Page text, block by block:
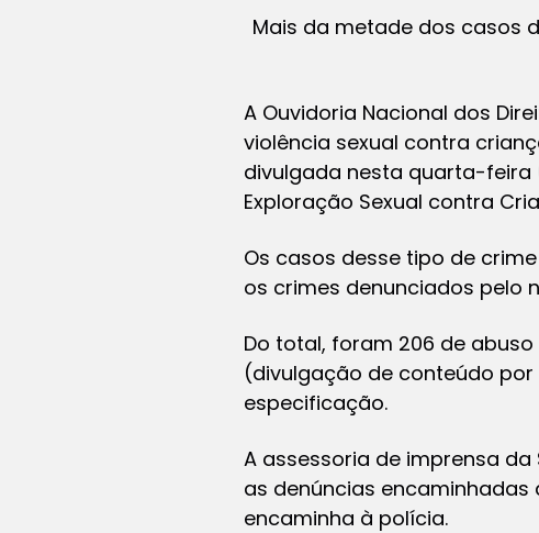
Mais da metade dos casos
A Ouvidoria Nacional dos
violência sexual contra
divulgada nesta quarta-feira
Exploração Sexual contra
Os casos desse tipo de
os crimes denunciados pelo
Do total, foram 206 de
(divulgação de conteúdo
especificação.
A assessoria de imprensa
as denúncias encaminhadas
encaminha à polícia.